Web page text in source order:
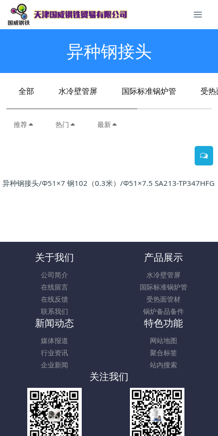
异种钢接头
全部 水冷壁管屏 国际标准锅炉管 受
推荐 热门 最新
异种钢接头/Φ51×7 钢102（0.3米）/Φ51×7.5 SA213-
关于我们
公司简介
在线留言
在线反馈
联系我们
产品展示
水冷壁管屏
国际标准锅炉管
受热面管材
锅炉备品备件
新闻动态
媒体报道
行业资讯
企业新闻
特色功能
网站地图
聚合标签
站内搜索
关注我们